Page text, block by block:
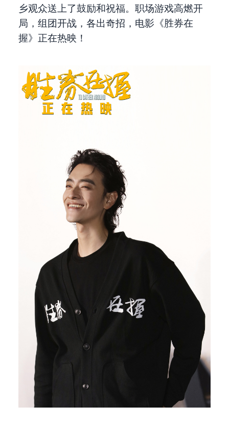
乡观众送上了鼓励和祝福。职场游戏高燃开
局，组团开战，各出奇招，电影《胜券在
握》正在热映！